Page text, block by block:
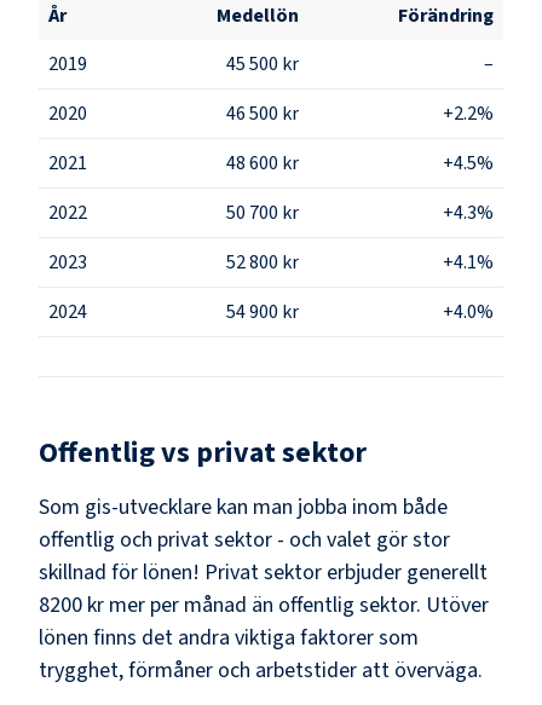
År Medellön
Förändring
2019
45 500 kr
–
2020
46 500 kr
+2.2%
2021
48 600 kr
+4.5%
2022
50 700 kr
+4.3%
2023
52 800 kr
+4.1%
2024
54 900 kr +4.0%
Offentlig vs privat sektor
Som gis-utvecklare kan man jobba inom både
offentlig och privat sektor - och valet gör stor
skillnad för lönen! Privat sektor erbjuder generellt
8200 kr mer per månad än offentlig sektor. Utöver
lönen finns det andra viktiga faktorer som
trygghet, förmåner och arbetstider att överväga.